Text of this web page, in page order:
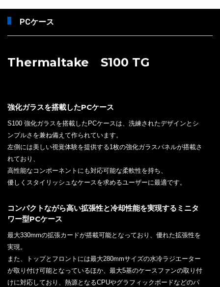
PCケース
Thermaltake S100 TG
強化ガラスを搭載したPCケース
S100 強化ガラスを搭載したPCケースは、洗練されたデザインとシ
ンプルさを兼ね備えて作られています。
左側には美しい視覚体験を提供する1枚の強化ガラスパネルが搭載さ
れており、
高性能なコンポーネントにも対応可能な柔軟性を持ち、
優しくスタイリッシュなケースを求めるユーザーに最適です。
コンパクトながら高い拡張性と冷却性能を実現するミニタ
ワー型PCケース
最大330mmの拡張カードが搭載可能となっており、優れた拡張性を
実現。
また、トップとフロントには最大280mmサイズの水冷ラジエーター
が取り付け可能となっているほか、最大5基のケースファンの取り付
けに対応しており、熱源となるCPUやグラフィックボードなどのパ